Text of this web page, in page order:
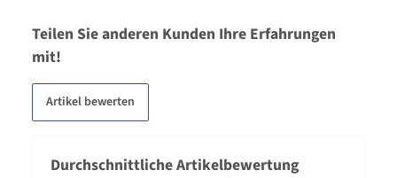
Durchschnittliche Artikelbewertung
Teilen Sie anderen Kunden Ihre Erfahrungen
mit!
Artikel bewerten